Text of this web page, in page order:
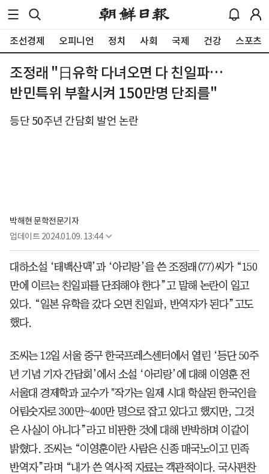
조선경제 오피니언 정치 사회 국제 건강 스포츠
조정래 "日유학 다녀오면 다 친일파…
반민특위 부활시켜 150만명 단죄를"
등단 50주년 간담회 발언 논란
박해현 문학전문기자
업데이트 2024.01.09. 13:44
대하소설 ‘태백산맥’과 ‘아리랑’을 쓴 조정래(77)씨가 “150
만에 이르는 친일파를 단죄해야 한다”고 말해 논란이 일고
있다. “일본 유학을 갔다 오면 친일파, 반역자가 된다”고도
했다.
조씨는 12일 서울 중구 한국프레스센터에서 열린 ‘등단 50주
년 기념 기자 간담회’에서 소설 ‘아리랑’에 대해 이영훈 전
서울대 경제학과 교수가 "작가는 일제 시대 학살된 한국인을
어림숫자로 300만~400만 명으로 잡고 있다고 했지만, 그것
은 사실이 아니다”라고 비판한 것에 대해 반박하며 이같이
밝혔다. 조씨는 “이영훈이란 사람은 신종 매국노이고 민족
반역자”라며 “내가 쓴 역사적 자료는 객관적이다. 국사편찬